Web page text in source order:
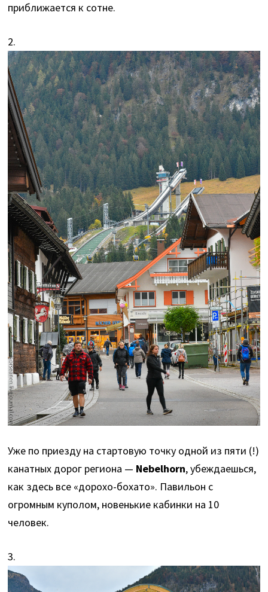
приближается к сотне.
2.
Уже по приезду на стартовую точку одной из пяти (!)
канатных дорог региона — Nebelhorn, убеждаешься,
как здесь все «дорохо-бохато». Павильон с
огромным куполом, новенькие кабинки на 10
человек.
3.